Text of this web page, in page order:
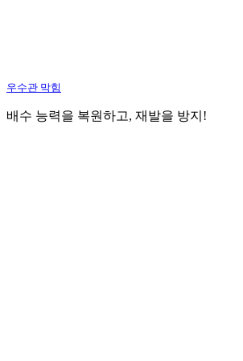
우수관 막힘
배수 능력을 복원하고, 재발을 방지!